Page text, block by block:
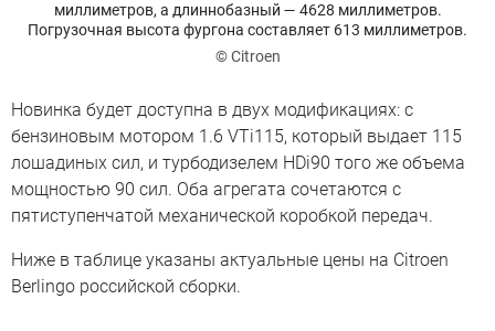
миллиметров, а длиннобазный — 4628 миллиметров.
Погрузочная высота фургона составляет 613 миллиметров.
© Citroen
Новинка будет доступна в двух модификациях: с
бензиновым мотором 1.6 VTi115, который выдает 115
лошадиных сил, и турбодизелем HDi90 того же объема
мощностью 90 сил. Оба агрегата сочетаются с
пятиступенчатой механической коробкой передач.
Ниже в таблице указаны актуальные цены на Citroen
Berlingo российской сборки.